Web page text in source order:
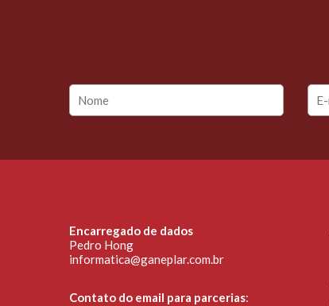
Encarregado de dados
Pedro Hong
informatica@ganeplar.com.br
Contato do email para parcerias: